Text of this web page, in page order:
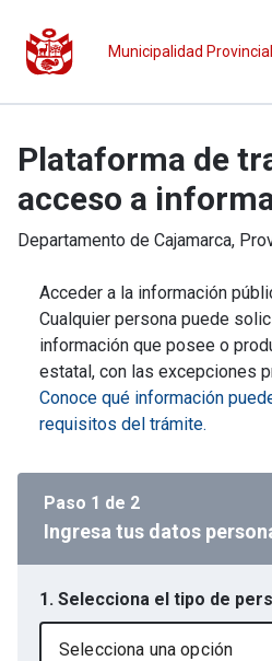
Municipalidad
Plataforma de
acceso a
Departamento de Cajamarca,
Acceder a la información
Cualquier persona puede
información que posee o
estatal, con las excepciones
Conoce qué información
requisitos del trámite.
Paso 1 de 2
Ingresa tus datos
1. Selecciona el tipo de
Selecciona una opción